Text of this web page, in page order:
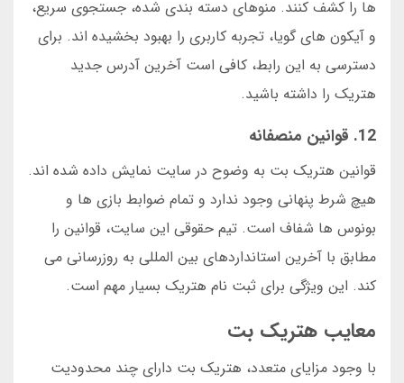
ها را کشف کنند. منوهای دسته بندی شده، جستجوی سریع،
و آیکون های گویا، تجربه کاربری را بهبود بخشیده اند. برای
دسترسی به این رابط، کافی است آخرین آدرس جدید
هتریک را داشته باشید.
12. قوانین منصفانه
قوانین هتریک بت به وضوح در سایت نمایش داده شده اند.
هیچ شرط پنهانی وجود ندارد و تمام ضوابط بازی ها و
بونوس ها شفاف است. تیم حقوقی این سایت، قوانین را
مطابق با آخرین استانداردهای بین المللی به روزرسانی می
کند. این ویژگی برای ثبت نام هتریک بسیار مهم است.
معایب هتریک بت
با وجود مزایای متعدد، هتریک بت دارای چند محدودیت